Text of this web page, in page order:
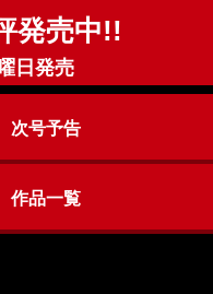
発売中!!
日発売
次号予告
作品一覧